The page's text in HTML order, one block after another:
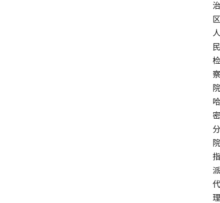
治
区
人
民
检
察
院
哈
密
分
院
指
派
代
理